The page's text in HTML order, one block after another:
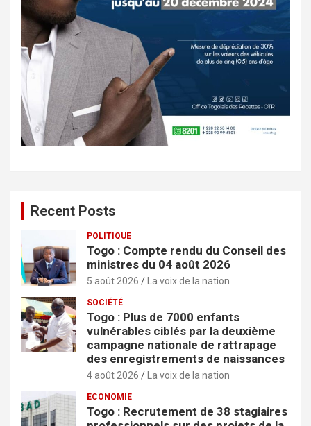
Recent Posts
POLITIQUE
Togo : Compte rendu du Conseil des
ministres du 04 août 2026
5 août 2026 La voix de la nation
SOCIÉTÉ
Togo : Plus de 7000 enfants
vulnérables ciblés par la deuxième
campagne nationale de rattrapage
des enregistrements de naissances
4 août 2026 La voix de la nation
ECONOMIE
Togo : Recrutement de 38 stagiaires